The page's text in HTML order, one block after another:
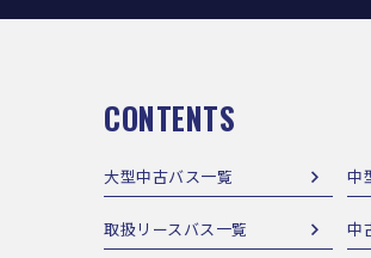
CONTENTS
大型中古バス一覧 中
取扱リースバス一覧 中